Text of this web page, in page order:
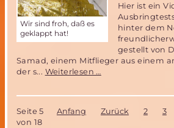
Wir sind froh, daß es
geklappt hat!
Hier ist ein
hinter dem
gestellt von
Samad, einem Mitflieger aus einem
der s... Weiterlesen …
Seite 5
von 18
Anfang Zurück 2 3